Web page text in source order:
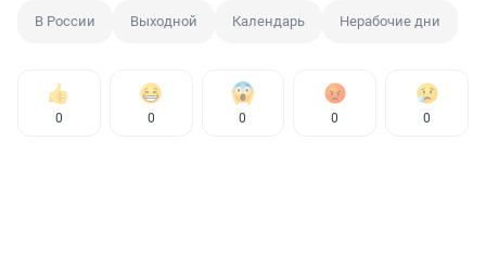
В России Выходной Календарь Нерабочие дни
0 0 0 0 0